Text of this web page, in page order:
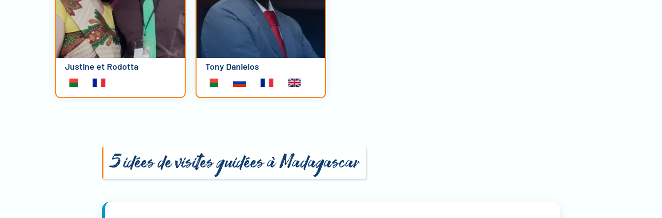
Justine et Rodotta Tony Danielos
5 idées de visites guidées à Madagascar